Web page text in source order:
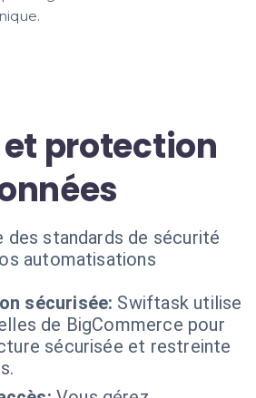
protection
des standards de sécurité
automatisations
sécurisée: Swiftask utilise
de BigCommerce pour
sécurisée et restreinte